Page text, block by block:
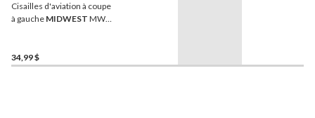
Cisailles d'aviation à coupe
à gauche MIDWEST MWT-
Kush'n-Power à prise
confortable
34,99 $